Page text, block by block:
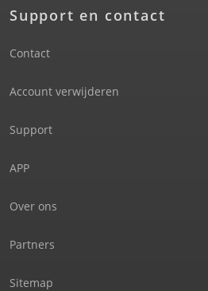
Support en contact
Contact
Account verwijderen
Support
APP
Over ons
Partners
Sitemap